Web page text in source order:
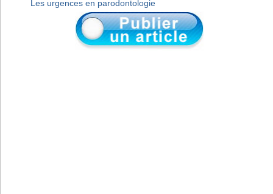
Les urgences en parodontologie